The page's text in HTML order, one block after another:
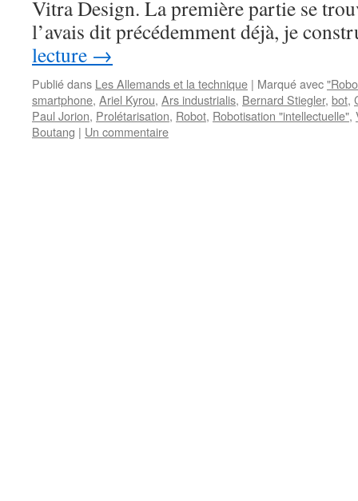
Vitra Design. La première partie se
l’avais dit précédemment déjà, je
lecture →
Publié dans Les Allemands et la technique | Marqué avec
smartphone, Ariel Kyrou, Ars industrialis, Bernard Stiegler, bot,
Paul Jorion, Prolétarisation, Robot, Robotisation "intellectuelle",
Boutang | Un commentaire